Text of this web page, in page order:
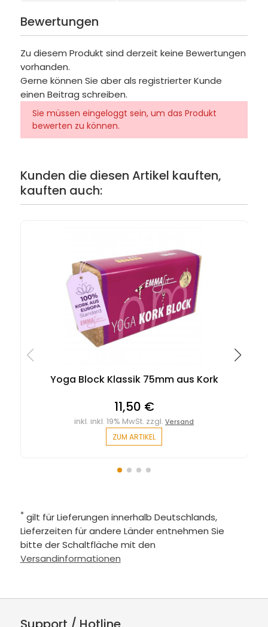
Bewertungen
Zu diesem Produkt sind derzeit keine Bewertungen
vorhanden.
Gerne können Sie aber als registrierter Kunde
einen Beitrag schreiben.
Sie müssen eingeloggt sein, um das Produkt
bewerten zu können.
Kunden die diesen Artikel kauften,
kauften auch:
Yoga Block Klassik 75mm aus Kork
11,50 €
inkl. inkl. 19% MwSt. zzgl.Versand
ZUM ARTIKEL
* gilt für Lieferungen innerhalb Deutschlands,
Lieferzeiten für andere Länder entnehmen Sie
bitte der Schaltfläche mit den
Versandinformationen